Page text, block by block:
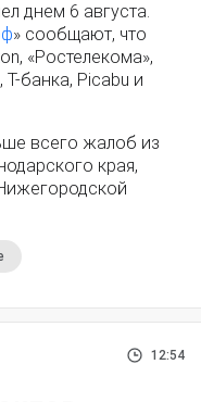
днем 6 августа.
» сообщают, что
«Ростелекома»,
банка, Picabu и
всего жалоб из
края,
12:54